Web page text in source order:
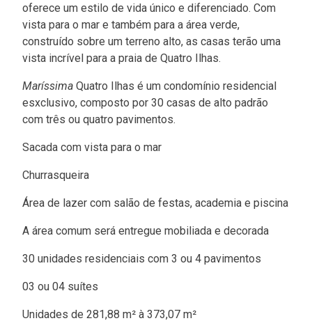
oferece um estilo de vida único e diferenciado. Com
vista para o mar e também para a área verde,
construído sobre um terreno alto, as casas terão uma
vista incrível para a praia de Quatro Ilhas.
Maríssima Quatro Ilhas é um condomínio residencial
esxclusivo, composto por 30 casas de alto padrão
com três ou quatro pavimentos.
Sacada com vista para o mar
Churrasqueira
Área de lazer com salão de festas, academia e piscina
A área comum será entregue mobiliada e decorada
30 unidades residenciais com 3 ou 4 pavimentos
03 ou 04 suítes
Unidades de 281,88 m² à 373,07 m²